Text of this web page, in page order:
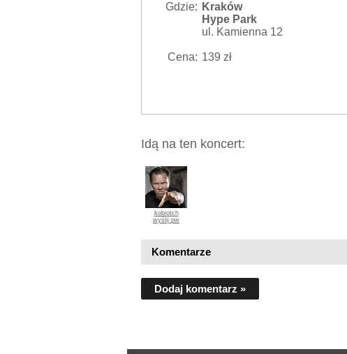
Gdzie: Kraków
Hype Park
ul. Kamienna 12
Cena: 139 zł
Idą na ten koncert:
kobiotch
wyślij pw
Komentarze
Dodaj komentarz »